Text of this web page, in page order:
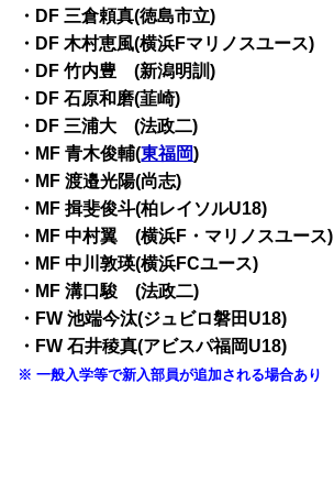
・DF 三倉頼真(徳島市立)
・DF 木村恵風(横浜Fマリノスユース)
・DF 竹内豊 (新潟明訓)
・DF 石原和磨(韮崎)
・DF 三浦大 (法政二)
・MF 青木俊輔(東福岡)
・MF 渡邉光陽(尚志)
・MF 揖斐俊斗(柏レイソルU18)
・MF 中村翼 (横浜F・マリノスユース)
・MF 中川敦瑛(横浜FCユース)
・MF 溝口駿 (法政二)
・FW 池端今汰(ジュビロ磐田U18)
・FW 石井稜真(アビスパ福岡U18)
※ 一般入学等で新入部員が追加される場合あり